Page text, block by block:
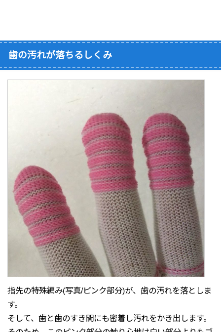
歯の汚れが落ちるしくみ
指先の特殊編み(写真/ピンク部分)が、歯の汚れを落としま
す。
そして、歯と歯のすき間にも密着し汚れをかき出します。